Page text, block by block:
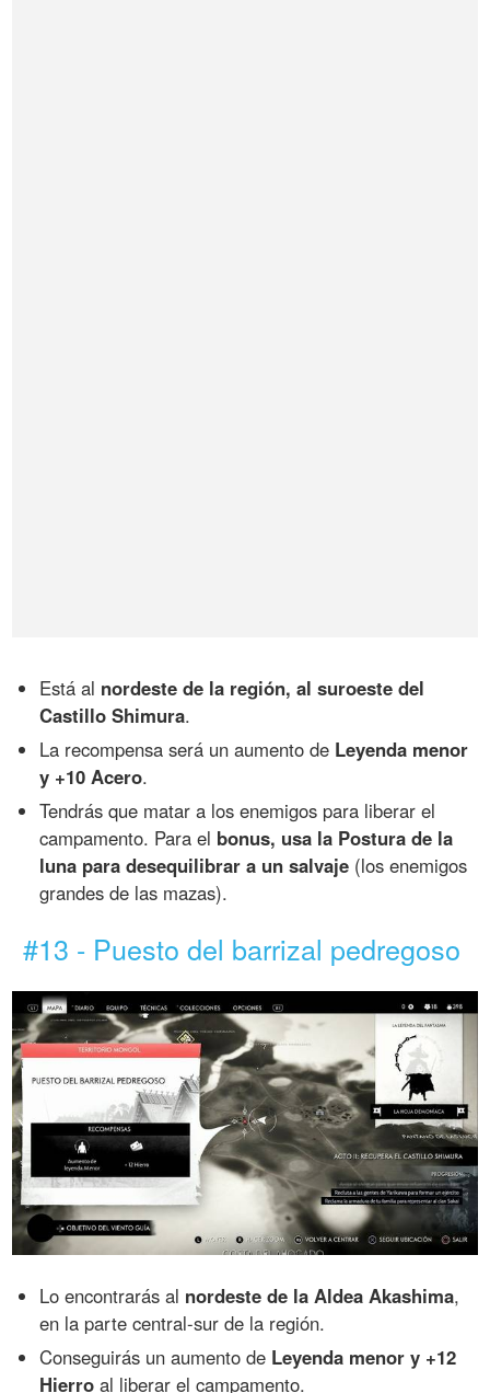
Está al nordeste de la región, al suroeste del
Castillo Shimura.
La recompensa será un aumento de Leyenda menor
y +10 Acero.
Tendrás que matar a los enemigos para liberar el
campamento. Para el bonus, usa la Postura de la
luna para desequilibrar a un salvaje (los enemigos
grandes de las mazas).
#13 - Puesto del barrizal pedregoso
Lo encontrarás al nordeste de la Aldea Akashima,
en la parte central-sur de la región.
Conseguirás un aumento de Leyenda menor y +12
Hierro al liberar el campamento.